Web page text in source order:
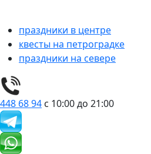
праздники в центре
квесты на петроградке
праздники на севере
448 68 94 с 10:00 до 21:00